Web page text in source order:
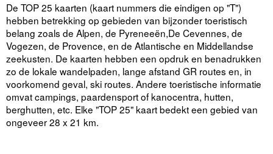
De TOP 25 kaarten (kaart nummers die eindigen op "T")
hebben betrekking op gebieden van bijzonder toeristisch
belang zoals de Alpen, de Pyreneeën,De Cevennes, de
Vogezen, de Provence, en de Atlantische en Middellandse
zeekusten. De kaarten hebben een opdruk en benadrukken
zo de lokale wandelpaden, lange afstand GR routes en, in
voorkomend geval, ski routes. Andere toeristische informatie
omvat campings, paardensport of kanocentra, hutten,
berghutten, etc. Elke "TOP 25" kaart bedekt een gebied van
ongeveer 28 x 21 km.